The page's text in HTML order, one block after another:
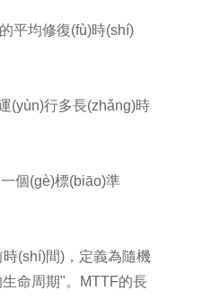
平均修復(fù)時(shí)
(yùn)行多長(zhǎng)時
個(gè)標(biāo)準
間)，定義為隨機
生命周期"。MTTF的長